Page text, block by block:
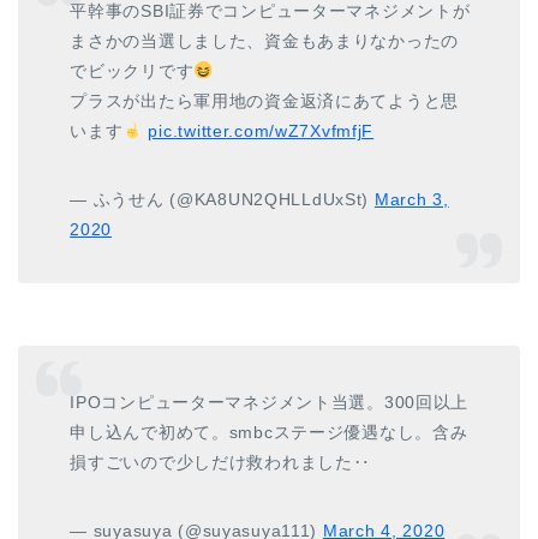
平幹事のSBI証券でコンピューターマネジメントが
まさかの当選しました、資金もあまりなかったの
でビックリです
プラスが出たら軍用地の資金返済にあてようと思
います
pic.twitter.com/wZ7XvfmfjF
— ふうせん (@KA8UN2QHLLdUxSt) March 3,
2020
IPOコンピューターマネジメント当選。300回以上
申し込んで初めて。smbcステージ優遇なし。含み
損すごいので少しだけ救われました‥
— suyasuya (@suyasuya111) March 4, 2020